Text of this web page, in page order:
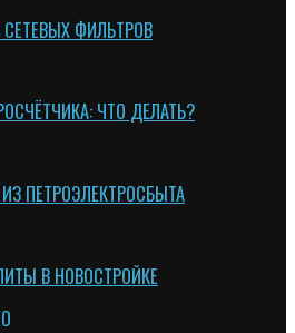
ФИЛЬТРОВ
ЧТО ДЕЛАТЬ?
ПЕТРОЭЛЕКТРОСБЫТА
В НОВОСТРОЙКЕ